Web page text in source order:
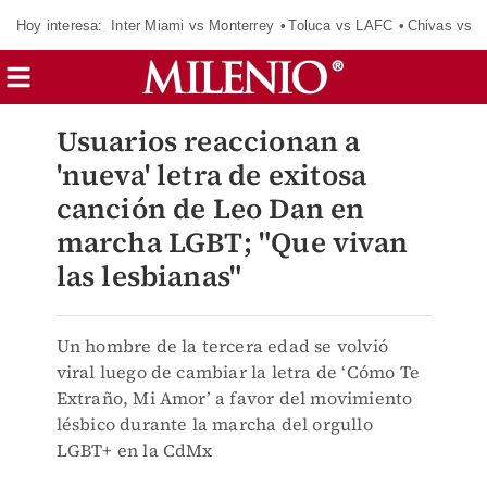
Hoy interesa: Inter Miami vs Monterrey Toluca vs LAFC Chivas vs
Usuarios reaccionan a
'nueva' letra de exitosa
canción de Leo Dan en
marcha LGBT; "Que vivan
las lesbianas"
Un hombre de la tercera edad se volvió
viral luego de cambiar la letra de ‘Cómo Te
Extraño, Mi Amor’ a favor del movimiento
lésbico durante la marcha del orgullo
LGBT+ en la CdMx